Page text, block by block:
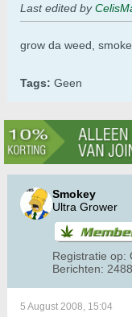
Last edited by
grow da weed,
Tags: Geen
Smokey
Ultra Grower
Registratie op:
Berichten: 2488
5 August 2008, 15:04